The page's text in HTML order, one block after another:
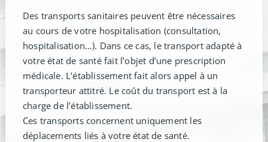
Des transports sanitaires peuvent être nécessaires
au cours de votre hospitalisation (consultation,
hospitalisation…). Dans ce cas, le transport adapté à
votre état de santé fait l’objet d’une prescription
médicale. L’établissement fait alors appel à un
transporteur attitré. Le coût du transport est à la
charge de l’établissement.
Ces transports concernent uniquement les
déplacements liés à votre état de santé.